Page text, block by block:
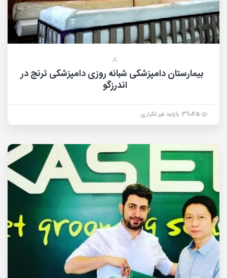
بیمارستان دامپزشکی شبانه روزی دامپزشکی ترنج در
اندرزگو
39045 بازدید غیر تکراری